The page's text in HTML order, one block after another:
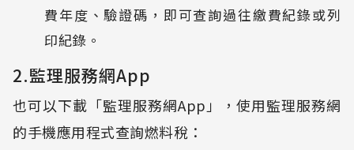
費年度、驗證碼，即可查詢過往繳費紀錄或列
印紀錄。
2.監理服務網App
也可以下載「監理服務網App」，使用監理服務網
的手機應用程式查詢燃料稅：